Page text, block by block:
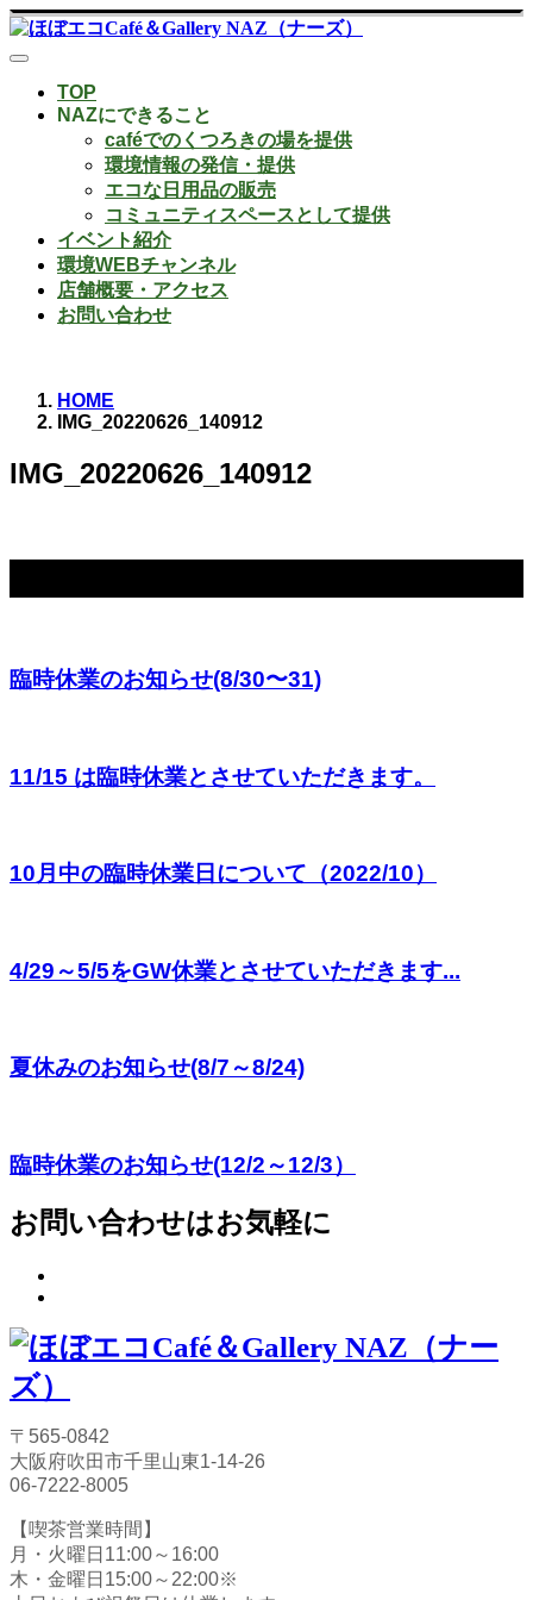
TOP
NAZにできること
caféでのくつろきの場を提供
環境情報の発信・提供
エコな日用品の販売
コミュニティスペースとして提供
イベント紹介
環境WEBチャンネル
店舗概要・アクセス
お問い合わせ
HOME
IMG_20220626_140912
IMG_20220626_140912
臨時休業のお知らせ(8/30〜31)
11/15 は臨時休業とさせていただきます。
10月中の臨時休業日について（2022/10）
4/29～5/5をGW休業とさせていただきます...
夏休みのお知らせ(8/7～8/24)
臨時休業のお知らせ(12/2～12/3）
お問い合わせはお気軽に
〒565-0842
大阪府吹田市千里山東1-14-26
06-7222-8005
【喫茶営業時間】
月・火曜日11:00～16:00
木・金曜日15:00～22:00※